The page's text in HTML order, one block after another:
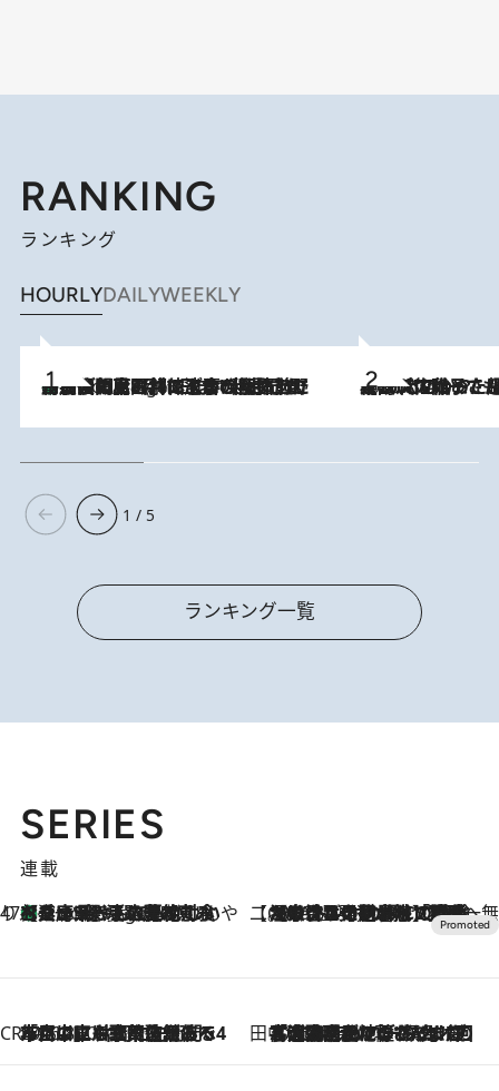
RANKING
ランキング
HOURLYDAILYWEEKLY
9 Hours Ago
「最後に見られてよかった」上野動物園の東園パンダ舎が解体前に特別公開。8月16日まで延長されたパネル展と共に辿る“半世紀”のパンダ飼育《解体工事の図面あり》 2026.8.5
【阿川佐和子さんの年とる力】なぜ70代で始めた趣味は“こんなに楽しい”のか？ ピアノ、俳句…スランプに陥っても続けられる“ある秘訣”とは
1 / 5
ランキング一覧
SERIES
連載
47都道府県の手みやげ ひんやりスイーツで夏を満喫
9 Hours Ago
【兵庫県】この夏絶対食べたい 冷やしておいしいおやつ3選 淡路島の恵みをジェラートに集約 【CREA×星野リゾート】唯一無二。癒しと発見が待つ場所へ
2026.8.7
【トンボの足水浴】ヒノキの香りに包まれて涼感マックス！約13℃の湧水かけ流しを避暑地「星野温泉 トンボの湯」で体験
CREA'S CHOICE
2026.8.7
「立川にも歌舞伎があるんだよ」 片岡仁左衛門・市川中車ら豪華座組みで4年目の立川立飛歌舞伎へ 田中稲の勝手に再ブーム
2026.8.7
「湘南乃風に憧れて」観客大盛上がりの“タオル回し”に、ラッパー顔負けの高速歌唱まで…さだまさし（74）のアグレッシブすぎる現在地